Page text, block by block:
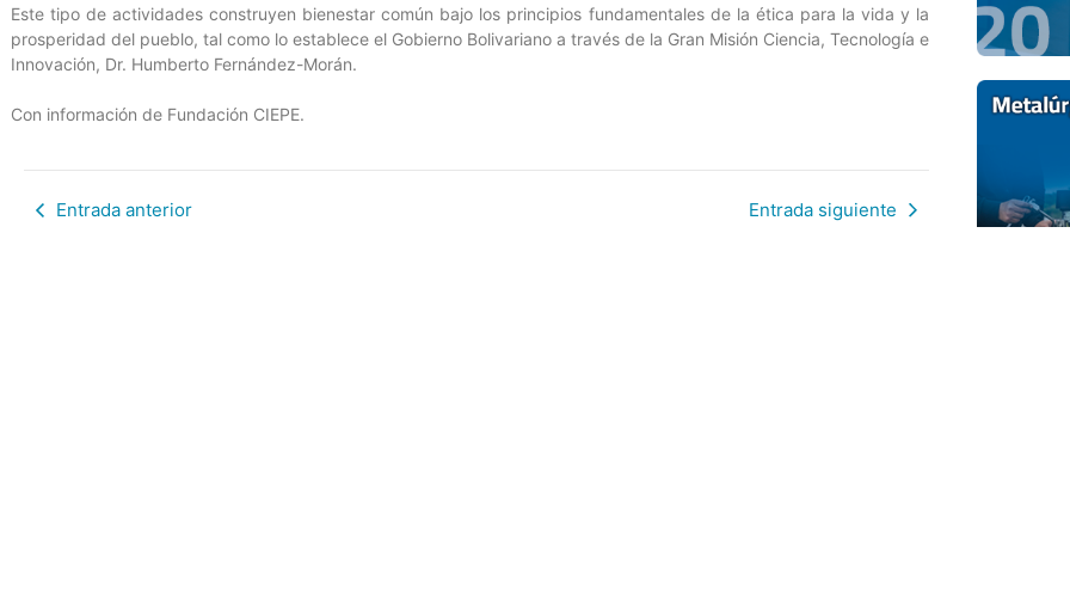
Este tipo de actividades construyen bienestar común bajo los principios fundamentales de la ética para la vida y la
prosperidad del pueblo, tal como lo establece el Gobierno Bolivariano a través de la Gran Misión Ciencia, Tecnología e
Innovación, Dr. Humberto Fernández-Morán.
Con información de Fundación CIEPE.
Entrada anterior Entrada siguiente